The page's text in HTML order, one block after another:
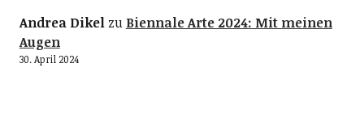
Andrea Dikelzu Biennale Arte 2024: Mit meinen
Augen
30. April 2024